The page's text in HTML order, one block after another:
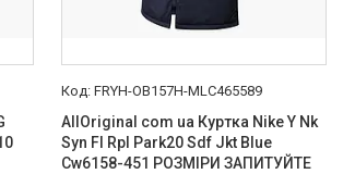
FRYH-OB157H-MLC465589
AllOriginal com ua Куртка Nike Y Nk
Syn Fl Rpl Park20 Sdf Jkt Blue
Cw6158-451 РОЗМІРИ ЗАПИТУЙТЕ